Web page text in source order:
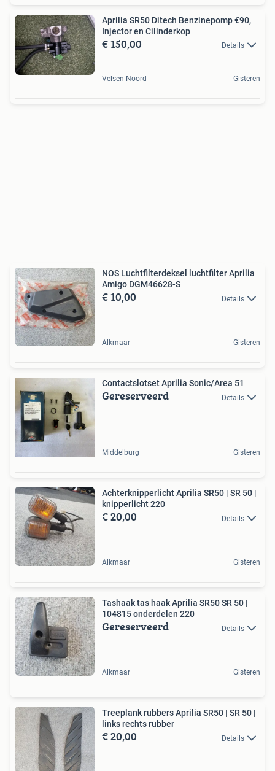
Aprilia SR50 Ditech Benzinepomp €90,
Injector en Cilinderkop
€ 150,00 Details
Velsen-Noord Gisteren
NOS Luchtfilterdeksel luchtfilter Aprilia
Amigo DGM46628-S
€ 10,00 Details
Alkmaar Gisteren
Contactslotset Aprilia Sonic/Area 51
Gereserveerd Details
Middelburg Gisteren
Achterknipperlicht Aprilia SR50 | SR 50 |
knipperlicht 220
€ 20,00 Details
Alkmaar Gisteren
Tashaak tas haak Aprilia SR50 SR 50 |
104815 onderdelen 220
Gereserveerd Details
Alkmaar Gisteren
Treeplank rubbers Aprilia SR50 | SR 50 |
links rechts rubber
€ 20,00 Details